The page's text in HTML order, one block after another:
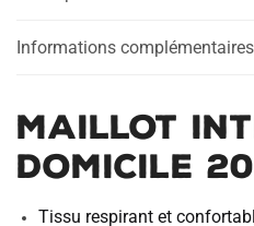
Informations complémentaires
Maillot
Domicile
Tissu respirant et